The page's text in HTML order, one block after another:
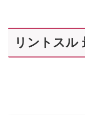
リントスル